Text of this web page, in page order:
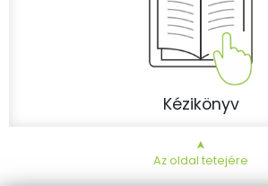
Kézikönyv
➤
Az oldal tetejére